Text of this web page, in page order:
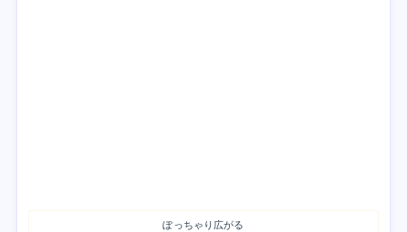
ぽっちゃり広がる